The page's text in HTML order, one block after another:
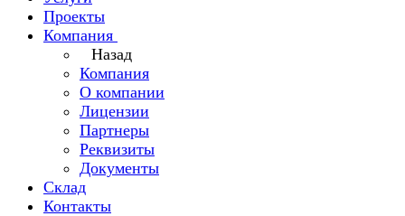
Проекты
Компания
Назад
Компания
О компании
Лицензии
Партнеры
Реквизиты
Документы
Склад
Контакты